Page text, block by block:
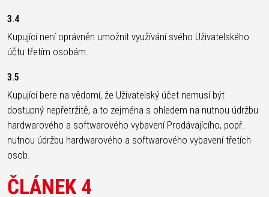
3.4
Kupující není oprávněn umožnit využívání svého Uživatelského
účtu třetím osobám.
3.5
Kupující bere na vědomí, že Uživatelský účet nemusí být
dostupný nepřetržitě, a to zejména s ohledem na nutnou údržbu
hardwarového a softwarového vybavení Prodávajícího, popř.
nutnou údržbu hardwarového a softwarového vybavení třetích
osob.
ČLÁNEK 4